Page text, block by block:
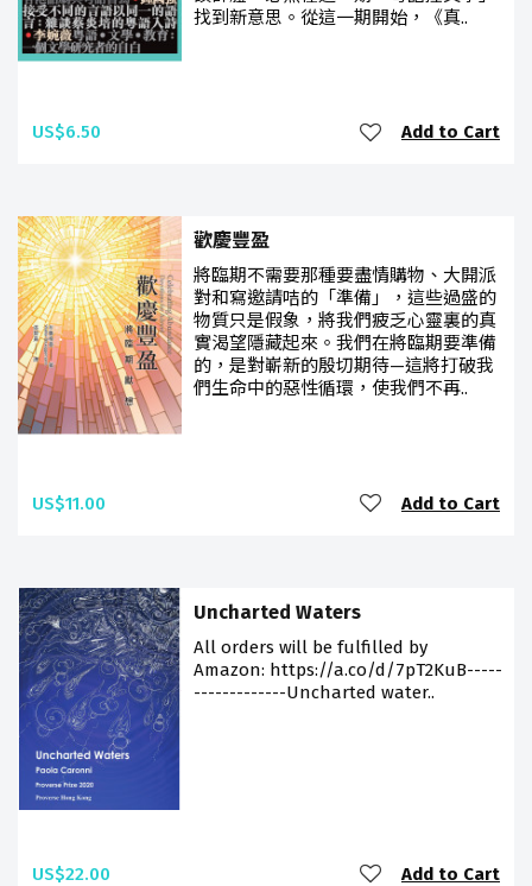
找到新意思。從這一期開始，《真..
US$6.50 Add to Cart
歡慶豐盈
將臨期不需要那種要盡情購物、大開派
對和寫邀請咭的「準備」，這些過盛的
物質只是假象，將我們疲乏心靈裏的真
實渴望隱藏起來。我們在將臨期要準備
的，是對嶄新的殷切期待—這將打破我
們生命中的惡性循環，使我們不再..
US$11.00 Add to Cart
Uncharted Waters
All orders will be fulfilled by
Amazon: https://a.co/d/7pT2KuB-----
-------------Uncharted water..
US$22.00 Add to Cart